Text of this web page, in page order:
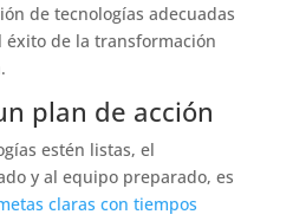
de tecnologías adecuadas
de la transformación
plan de acción
estén listas, el
y al equipo preparado, es
claras con tiempos